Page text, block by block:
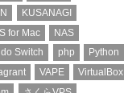
KUSANAGI
for Mac
NAS
Switch php
Python
VAPE
VirtualBox